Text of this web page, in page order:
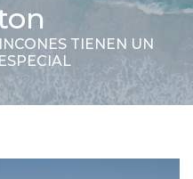
TIENEN UN